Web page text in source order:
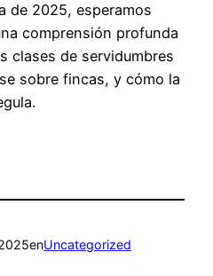
de 2025, esperamos
comprensión profunda
clases de servidumbres
sobre fincas, y cómo la
enUncategorized